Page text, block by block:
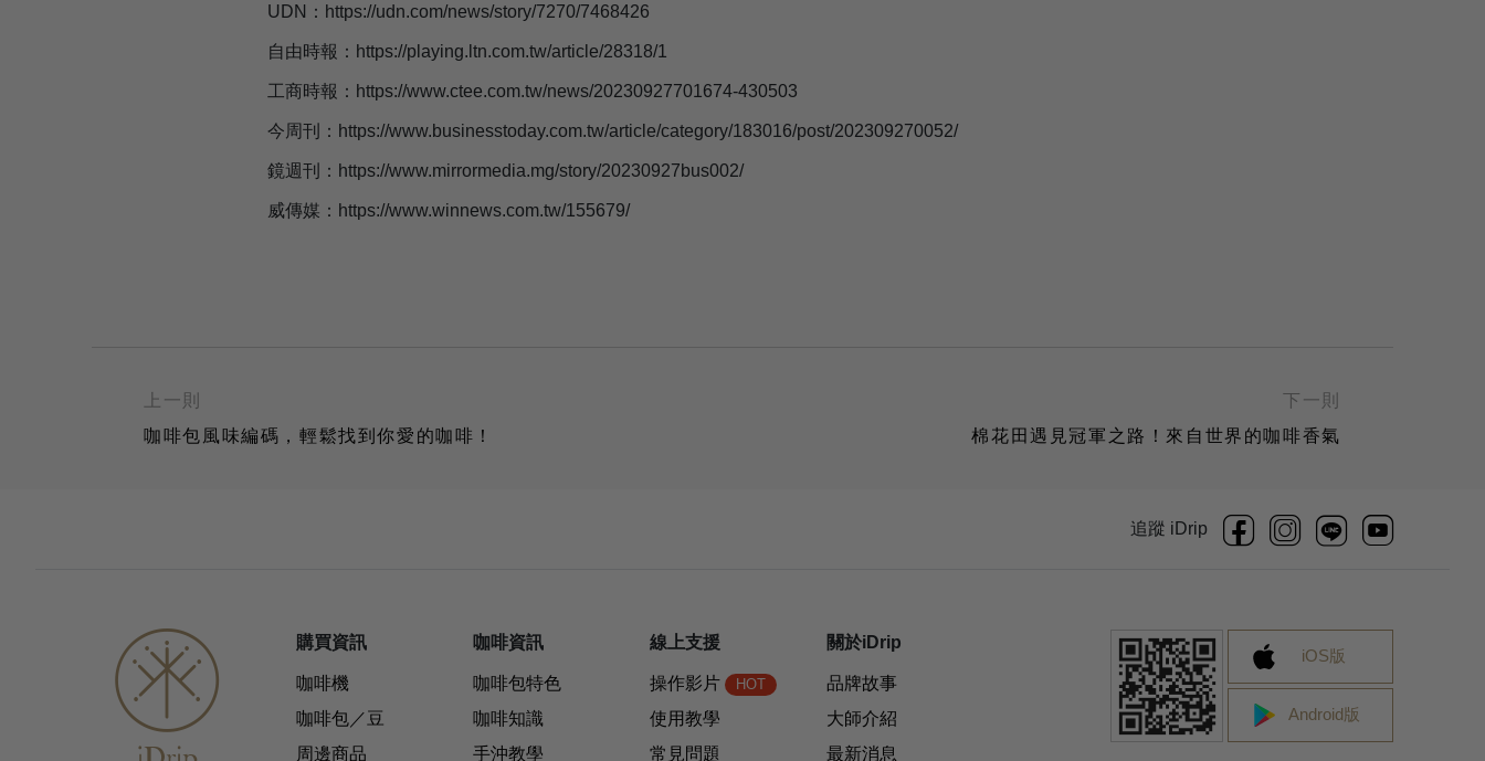
UDN：https://udn.com/news/story/7270/7468426
自由時報：https://playing.ltn.com.tw/article/28318/1
工商時報：https://www.ctee.com.tw/news/20230927701674-430503
今周刊：https://www.businesstoday.com.tw/article/category/183016/post/202309270052/
鏡週刊：https://www.mirrormedia.mg/story/20230927bus002/
威傳媒：https://www.winnews.com.tw/155679/
上一則
咖啡包風味編碼，輕鬆找到你愛的咖啡！
下一則
棉花田遇見冠軍之路！來自世界的咖啡香氣
追蹤 iDrip
購買資訊
咖啡機
咖啡包／豆
周邊商品
咖啡資訊
咖啡包特色
咖啡知識
手沖教學
線上支援
操作影片 HOT
使用教學
常見問題
關於iDrip
品牌故事
大師介紹
最新消息
iOS版
Android版